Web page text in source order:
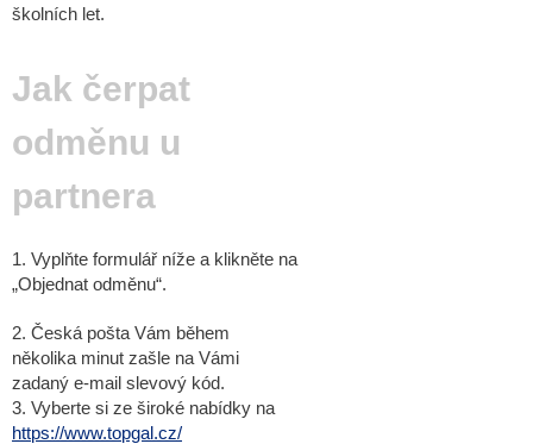
školních let.
Jak čerpat
odměnu u
partnera
1. Vyplňte formulář níže a klikněte na
„Objednat odměnu“.
2. Česká pošta Vám během
několika minut zašle na Vámi
zadaný e-mail slevový kód.
3. Vyberte si ze široké nabídky na
https://www.topgal.cz/